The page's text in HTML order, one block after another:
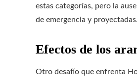
estas categorías, pero la
de emergencia y proyectadas.
Efectos de los
Otro desafío que enfrenta